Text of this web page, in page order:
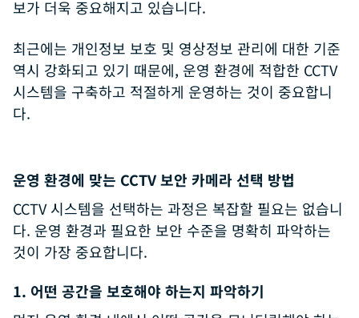
보가 더욱 중요해지고 있습니다.
최근에는 개인정보 보호 및 영상정보 관리에 대한 기준
역시 강화되고 있기 때문에, 운영 환경에 적합한 CCTV
시스템을 구축하고 적절하게 운영하는 것이 중요합니
다.
운영 환경에 맞는 CCTV 보안 카메라 선택 방법
CCTV 시스템을 선택하는 과정은 복잡할 필요는 없습니
다. 운영 환경과 필요한 보안 수준을 명확히 파악하는
것이 가장 중요합니다.
1. 어떤 공간을 보호해야 하는지 파악하기